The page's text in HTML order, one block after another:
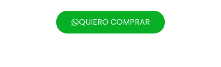
QUIERO COMPRAR